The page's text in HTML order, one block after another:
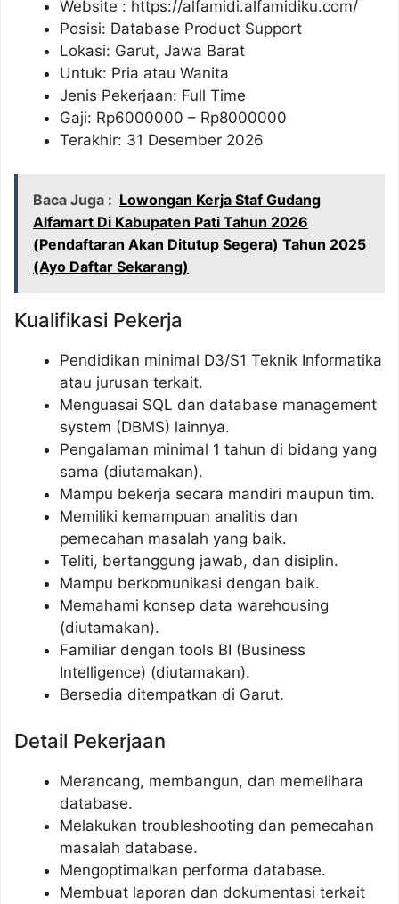
Website : https://alfamidi.alfamidiku.com/
Posisi: Database Product Support
Lokasi: Garut, Jawa Barat
Untuk: Pria atau Wanita
Jenis Pekerjaan: Full Time
Gaji: Rp6000000 – Rp8000000
Terakhir: 31 Desember 2026
Baca Juga : Lowongan Kerja Staf Gudang
Alfamart Di Kabupaten Pati Tahun 2026
(Pendaftaran Akan Ditutup Segera) Tahun 2025
(Ayo Daftar Sekarang)
Kualifikasi Pekerja
Pendidikan minimal D3/S1 Teknik Informatika
atau jurusan terkait.
Menguasai SQL dan database management
system (DBMS) lainnya.
Pengalaman minimal 1 tahun di bidang yang
sama (diutamakan).
Mampu bekerja secara mandiri maupun tim.
Memiliki kemampuan analitis dan
pemecahan masalah yang baik.
Teliti, bertanggung jawab, dan disiplin.
Mampu berkomunikasi dengan baik.
Memahami konsep data warehousing
(diutamakan).
Familiar dengan tools BI (Business
Intelligence) (diutamakan).
Bersedia ditempatkan di Garut.
Detail Pekerjaan
Merancang, membangun, dan memelihara
database.
Melakukan troubleshooting dan pemecahan
masalah database.
Mengoptimalkan performa database.
Membuat laporan dan dokumentasi terkait